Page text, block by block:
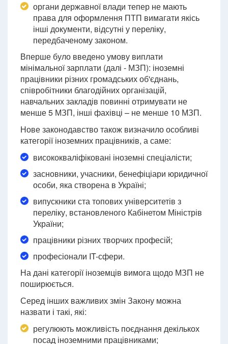
органи державної влади тепер не мають
права для оформлення ПТП вимагати якісь
інші документи, відсутні у переліку,
передбаченому законом.
Вперше було введено умову виплати
мінімальної зарплати (далі - МЗП): іноземні
працівники різних громадських об'єднань,
співробітники благодійних організацій,
навчальних закладів повинні отримувати не
менше 5 МЗП, інші фахівці – не менше 10 МЗП.
Нове законодавство також визначило особливі
категорії іноземних працівників, а саме:
висококваліфіковані іноземні спеціалісти;
засновники, учасники, бенефіціари юридичної
особи, яка створена в Україні;
випускники ста топових університетів з
переліку, встановленого Кабінетом Міністрів
України;
працівники різних творчих професій;
професіонали IT-сфери.
На дані категорії іноземців вимога щодо МЗП не
поширюється.
Серед інших важливих змін Закону можна
назвати і такі, які:
регулюють можливість поєднання декількох
посад іноземними працівниками;